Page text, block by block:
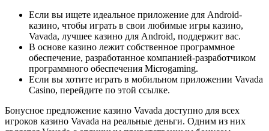
Если вы ищете идеальное приложение для Android-
казино, чтобы играть в свои любимые игры казино,
Vavada, лучшее казино для Android, поддержит вас.
В основе казино лежит собственное программное
обеспечение, разработанное компанией-разработчиком
программного обеспечения Microgaming.
Если вы хотите играть в мобильном приложении Vavada
Casino, перейдите по этой ссылке.
Бонусное предложение казино Vavada доступно для всех
игроков казино Vavada на реальные деньги. Одним из них